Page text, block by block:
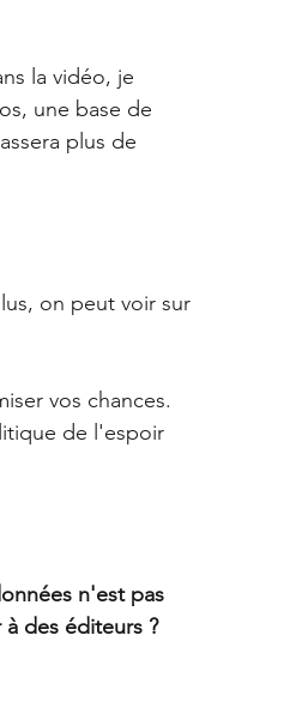
la vidéo, je
une base de
plus de
on peut voir sur
vos chances.
de l'espoir
n'est pas
des éditeurs ?